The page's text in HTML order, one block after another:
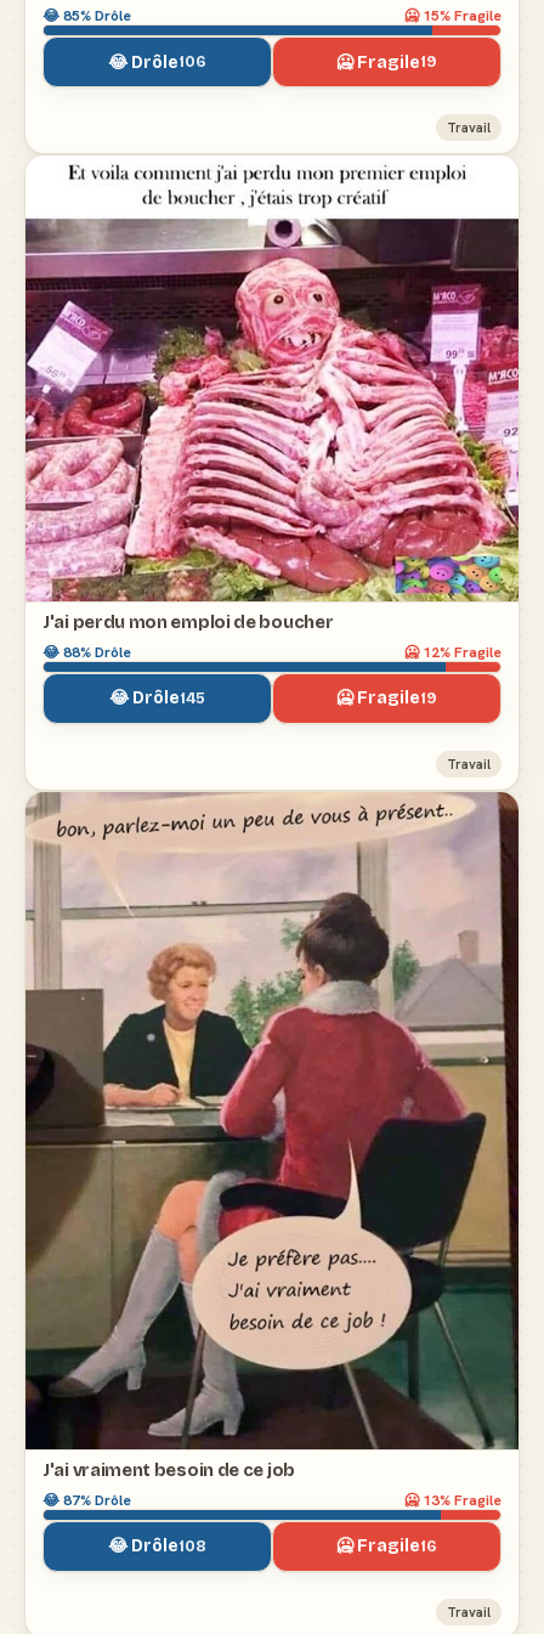
😂85% Drôle 🥶15% Fragile
😂 Drôle106 🥶 Fragile19
Travail
J'ai perdu mon emploi de boucher
😂88% Drôle 🥶12% Fragile
😂 Drôle145 🥶 Fragile19
Travail
J'ai vraiment besoin de ce job
😂87% Drôle 🥶13% Fragile
😂 Drôle108 🥶 Fragile16
Travail